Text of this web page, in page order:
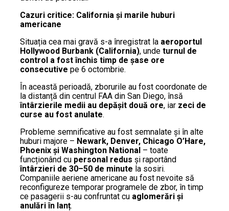
Cazuri critice: California și marile huburi
americane
Situația cea mai gravă s-a înregistrat la aeroportul
Hollywood Burbank (California), unde turnul de
control a fost închis timp de șase ore
consecutive pe 6 octombrie.
În această perioadă, zborurile au fost coordonate de
la distanță din centrul FAA din San Diego, însă
întârzierile medii au depășit două ore, iar zeci de
curse au fost anulate.
Probleme semnificative au fost semnalate și în alte
huburi majore – Newark, Denver, Chicago O’Hare,
Phoenix și Washington National – toate
funcționând cu personal redus și raportând
întârzieri de 30–50 de minute la sosiri.
Companiile aeriene americane au fost nevoite să
reconfigureze temporar programele de zbor, în timp
ce pasagerii s-au confruntat cu aglomerări și
anulări în lanț.